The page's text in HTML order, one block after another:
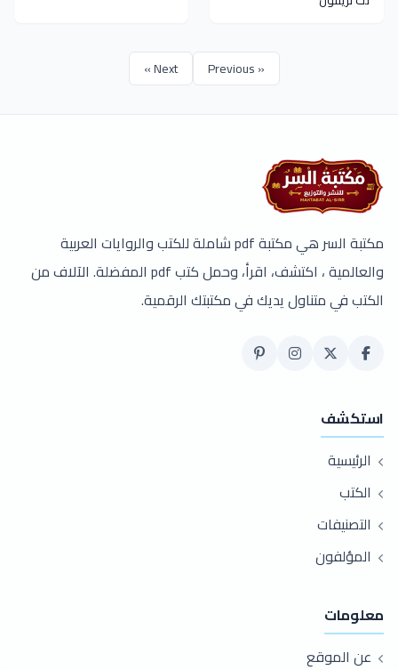
« Previous
Next »
مكتبة السر هي مكتبة pdf شاملة للكتب والروايات العربية
والعالمية ، اكتشف، اقرأ، وحمل كتب pdf المفضلة. الآلاف من
الكتب في متناول يديك في مكتبتك الرقمية.
استكشف
الرئيسية
الكتب
التصنيفات
المؤلفون
معلومات
عن الموقع